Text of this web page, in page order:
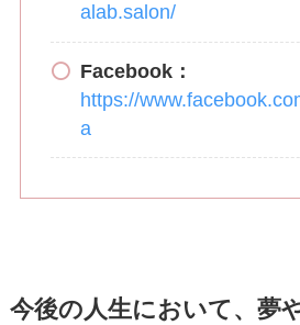
alab.salon/
Facebook：
https://
a
今後の人生において、夢